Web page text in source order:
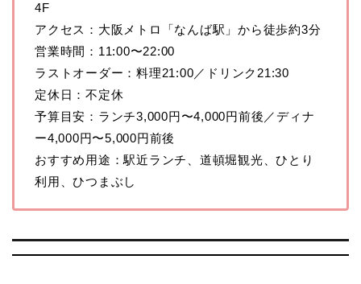
4F
アクセス：大阪メトロ「なんば駅」から徒歩約3分
営業時間：11:00〜22:00
ラストオーダー：料理21:00／ドリンク21:30
定休日：不定休
予算目安：ランチ3,000円〜4,000円前後／ディナ
ー4,000円〜5,000円前後
おすすめ用途：駅近ランチ、道頓堀観光、ひとり
利用、ひつまぶし